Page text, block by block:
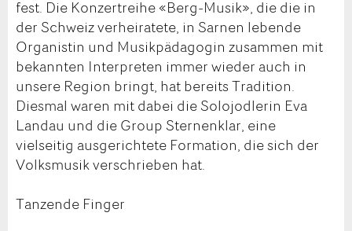
fest. Die Konzertreihe «Berg-Musik», die die in
der Schweiz verheiratete, in Sarnen lebende
Organistin und Musikpädagogin zusammen mit
bekannten Interpreten immer wieder auch in
unsere Region bringt, hat bereits Tradition.
Diesmal waren mit dabei die Solojodlerin Eva
Landau und die Group Sternenklar, eine
vielseitig ausgerichtete Formation, die sich der
Volksmusik verschrieben hat.
Tanzende Finger